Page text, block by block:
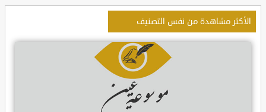
الأكثر مشاهدة من نفس التصنيف